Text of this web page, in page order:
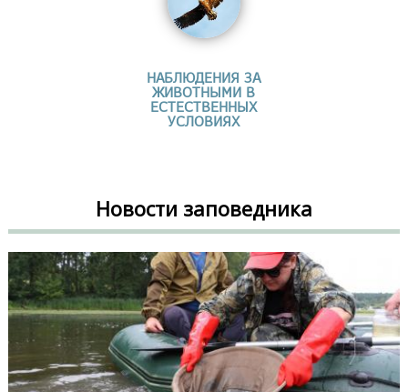
НАБЛЮДЕНИЯ ЗА
ЖИВОТНЫМИ В
ЕСТЕСТВЕННЫХ
УСЛОВИЯХ
Новости заповедника